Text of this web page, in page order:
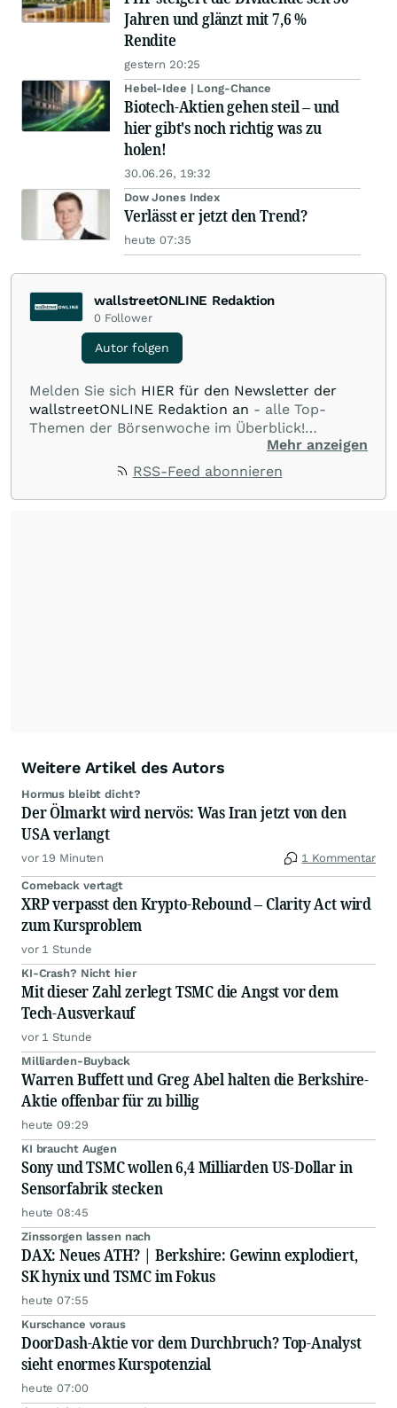
Jahren und glänzt mit 7,6 %
Rendite
gestern 20:25
Hebel-Idee | Long-Chance
Biotech-Aktien gehen steil – und
hier gibt's noch richtig was zu
holen!
30.06.26, 19:32
Dow Jones Index
Verlässt er jetzt den Trend?
heute 07:35
wallstreetONLINE Redaktion
0 Follower
Autor folgen
Melden Sie sich HIER für den Newsletter der
wallstreetONLINE Redaktion an - alle Top-
Themen der Börsenwoche im Überblick!
Verpassen Sie kein wichtiges Anleger-Thema!Für
Beiträge auf diesem journalistischen Channel ist
Redaktion verantwortlich. Die Fachjournalisten
Mehr anzeigen
RSS-Feed abonnieren
Weitere Artikel des Autors
Hormus bleibt dicht?
Der Ölmarkt wird nervös: Was Iran jetzt von den
USA verlangt
vor 19 Minuten 1 Kommentar
Comeback vertagt
XRP verpasst den Krypto-Rebound – Clarity Act wird
zum Kursproblem
vor 1 Stunde
KI-Crash? Nicht hier
Mit dieser Zahl zerlegt TSMC die Angst vor dem
Tech-Ausverkauf
vor 1 Stunde
Milliarden-Buyback
Warren Buffett und Greg Abel halten die Berkshire-
Aktie offenbar für zu billig
heute 09:29
KI braucht Augen
Sony und TSMC wollen 6,4 Milliarden US-Dollar in
Sensorfabrik stecken
heute 08:45
Zinssorgen lassen nach
DAX: Neues ATH? | Berkshire: Gewinn explodiert,
SK hynix und TSMC im Fokus
heute 07:55
Kurschance voraus
DoorDash-Aktie vor dem Durchbruch? Top-Analyst
sieht enormes Kurspotenzial
heute 07:00